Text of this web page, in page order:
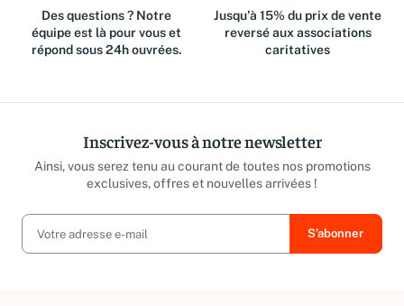
Des questions ? Notre
équipe est là pour vous et
répond sous 24h ouvrées.
Jusqu'à 15% du prix de vente
reversé aux associations
caritatives
Inscrivez-vous à notre newsletter
Ainsi, vous serez tenu au courant de toutes nos promotions
exclusives, offres et nouvelles arrivées !